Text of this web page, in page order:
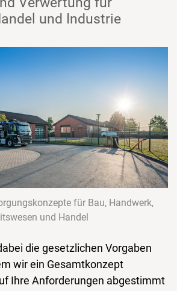
und Industrie
für Bau, Handwerk,
und Handel
die gesetzlichen Vorgaben
wir ein Gesamtkonzept
Ihre Anforderungen abgestimmt